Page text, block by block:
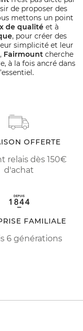
de proposer des
mettons un point
de qualité et à
, pour créer des
simplicité et leur
Fairmountcherche
à la fois ancré dans
OFFERTE
relais dès 150€
d'achat
FAMILIALE
6 générations